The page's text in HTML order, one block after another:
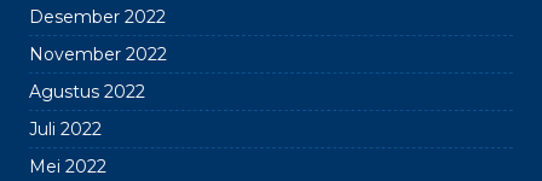
Desember 2022
November 2022
Agustus 2022
Juli 2022
Mei 2022